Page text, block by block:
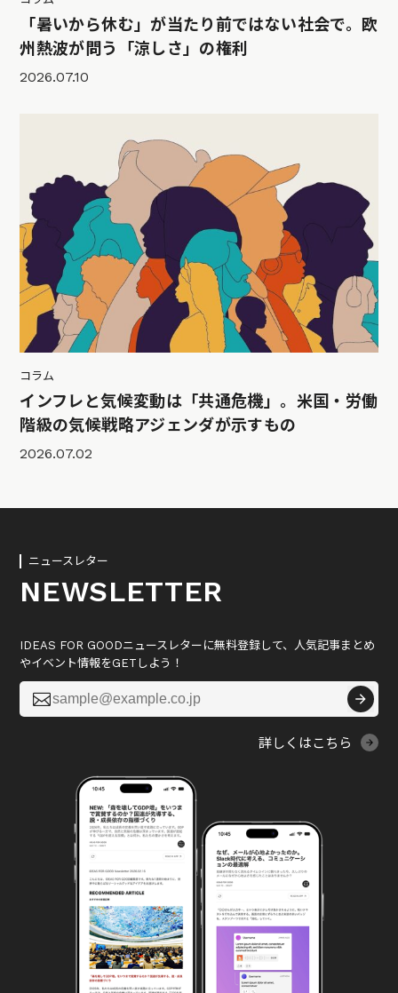
「暑いから休む」が当たり前ではない社会で。欧
州熱波が問う「涼しさ」の権利
2026.07.10
コラム
インフレと気候変動は「共通危機」。米国・労働
階級の気候戦略アジェンダが示すもの
2026.07.02
ニュースレター
NEWSLETTER
IDEAS FOR GOODニュースレターに無料登録して、人気記事まとめ
やイベント情報をGETしよう！

詳しくはこちら